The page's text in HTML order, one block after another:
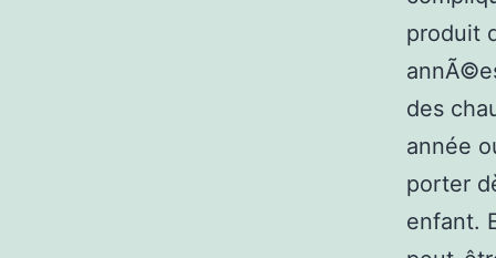
produit
des
année
porter
enfant.